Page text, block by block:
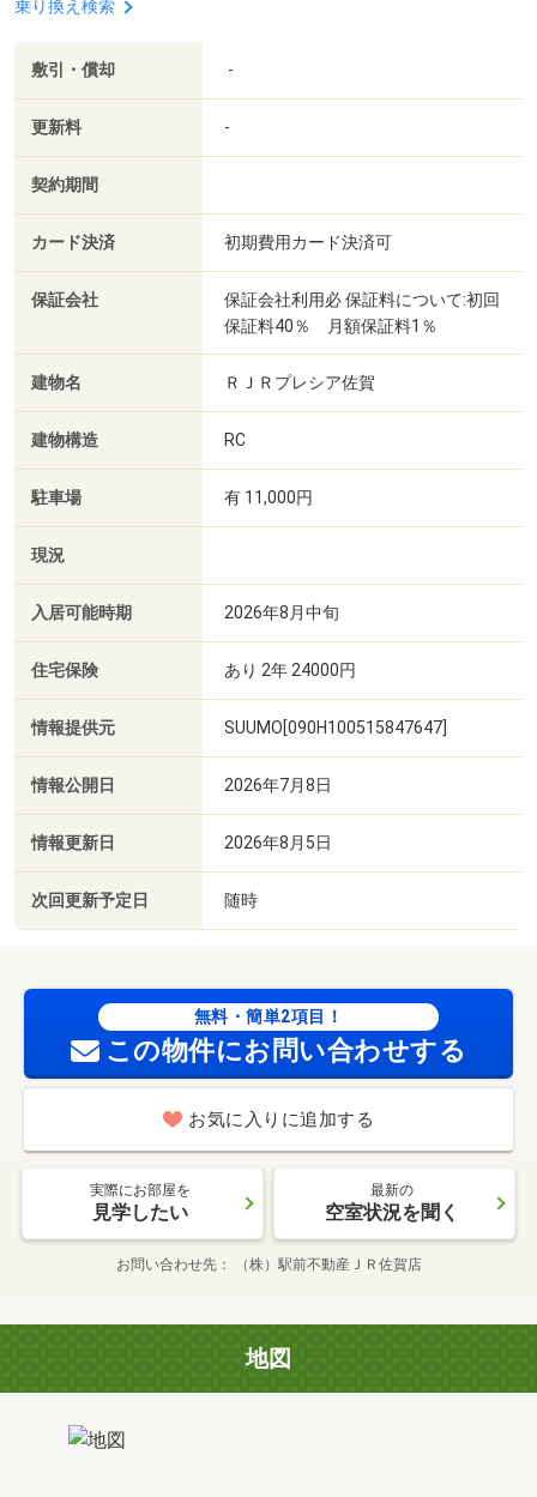
乗り換え検索
敷引・償却 -
更新料 -
契約期間
カード決済 初期費用カード決済可
保証会社
保証会社利用必 保証料について:初回
保証料40％ 月額保証料1％
建物名 ＲＪＲプレシア佐賀
建物構造 RC
駐車場 有 11,000円
現況
入居可能時期 2026年8月中旬
住宅保険 あり 2年 24000円
情報提供元 SUUMO[090H100515847647]
情報公開日 2026年7月8日
情報更新日 2026年8月5日
次回更新予定日 随時
無料・簡単2項目！
この物件にお問い合わせする
お気に入りに追加する
実際にお部屋を
見学したい
最新の
空室状況を聞く
お問い合わせ先 （株）駅前不動産ＪＲ佐賀店
地図